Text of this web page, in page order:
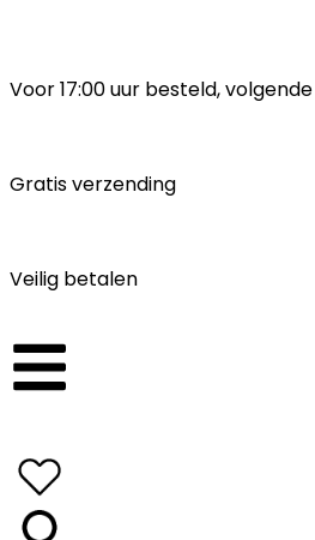
Voor 17:00 uur besteld,
Gratis verzending
Veilig betalen